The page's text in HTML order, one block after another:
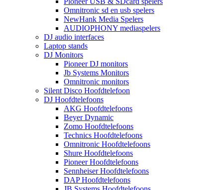
Omnitronic sd en usb spelers
NewHank Media Spelers
AUDIOPHONY mediaspelers
DJ audio interfaces
Laptop stands
DJ Monitors
Pioneer DJ monitors
Jb Systems Monitors
Omnitronic monitors
Silent Disco Hoofdtelefoon
DJ Hoofdtelefoons
AKG Hoofdtelefoons
Beyer Dynamic
Zomo Hoofdtelefoons
Technics Hoofdtelefoons
Omnitronic Hoofdtelefoons
Shure Hoofdtelefoons
Pioneer Hoofdtelefoons
Sennheiser Hoofdtelefoons
DAP Hoofdtelefoons